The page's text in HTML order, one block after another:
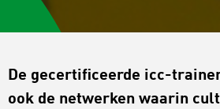
De gecertificeerde icc-
ook de netwerken waarin